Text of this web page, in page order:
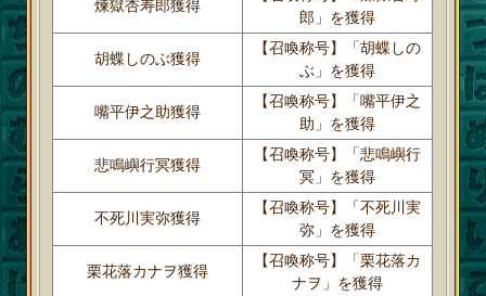
煉獄杏寿郎獲得
郎」を獲得
胡蝶しのぶ獲得
【召喚称号】「胡蝶しの
ぶ」を獲得
嘴平伊之助獲得
【召喚称号】「嘴平伊之
助」を獲得
悲鳴嶼行冥獲得
【召喚称号】「悲鳴嶼行
冥」を獲得
不死川実弥獲得
【召喚称号】「不死川実
弥」を獲得
栗花落カナヲ獲得
【召喚称号】「栗花落カ
ナヲ」を獲得